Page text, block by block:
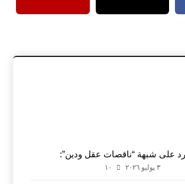
على شبهة “ناقصات عقل ودين”:
٣ يوليو ٢٠٢٦ ١٠